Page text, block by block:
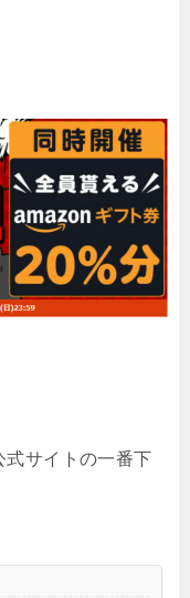
式サイトの一番下